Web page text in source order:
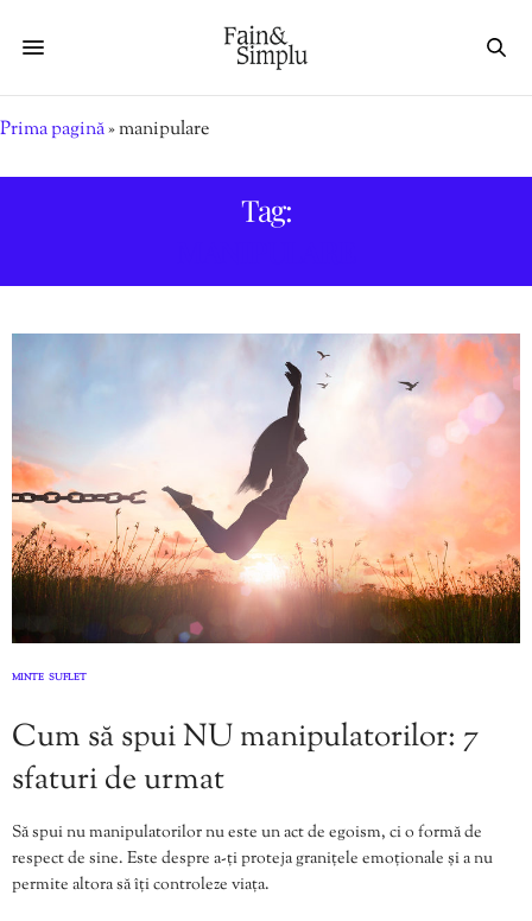
Prima pagină»manipulare
Tag:
MINTE SUFLET
Cum să spui NU manipulatorilor: 7
sfaturi de urmat
Să spui nu manipulatorilor nu este un act de egoism, ci o formă de
respect de sine. Este despre a-ți proteja granițele emoționale și a nu
permite altora să îți controleze viața.